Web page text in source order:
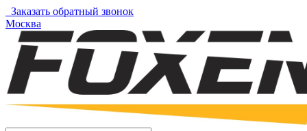
Заказать обратный звонок
Москва